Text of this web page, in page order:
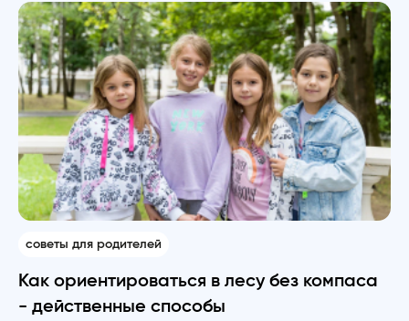
советы для родителей
Как ориентироваться в лесу без компаса
- действенные способы